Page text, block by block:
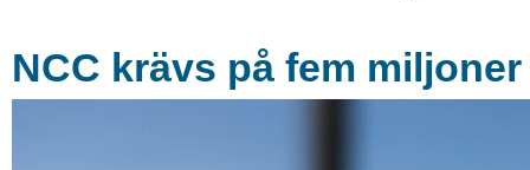
NCC krävs på fem